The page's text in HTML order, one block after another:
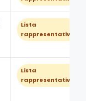
Lista
rappresentativa
Lista
rappresentativa